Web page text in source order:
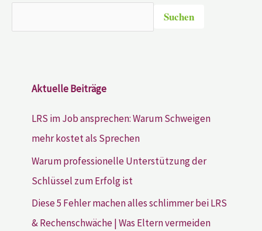
Suchen
Aktuelle Beiträge
LRS im Job ansprechen: Warum Schweigen
mehr kostet als Sprechen
Warum professionelle Unterstützung der
Schlüssel zum Erfolg ist
Diese 5 Fehler machen alles schlimmer bei LRS
& Rechenschwäche | Was Eltern vermeiden